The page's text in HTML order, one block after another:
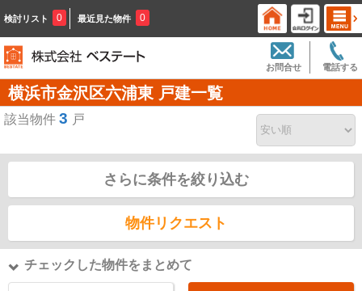
検討リスト 0 最近見た物件 0
電話する
お問合せ
横浜市金沢区六浦東 戸建一覧
該当物件 3 戸
さらに条件を絞り込む
物件リクエスト
チェックした物件をまとめて